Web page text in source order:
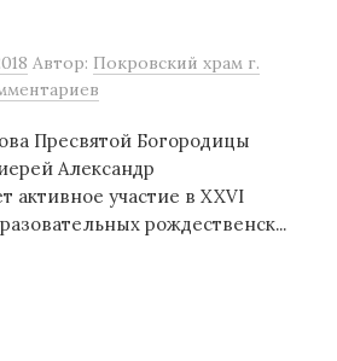
Автор: Покровский храм г.
Пресвятой Богородицы
Александр
участие в XXVI
рождественск...